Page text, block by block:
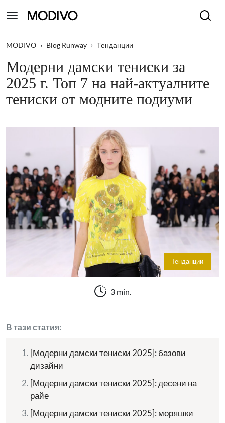
MODIVO › Blog Runway › Тенданции
Модерни дамски тениски за
2025 г. Топ 7 на най-актуалните
тениски от модните подиуми
Тенданции
3 min.
В тази статия:
[Модерни дамски тениски 2025]: базови
дизайни
[Модерни дамски тениски 2025]: десени на
райе
[Модерни дамски тениски 2025]: моряшки